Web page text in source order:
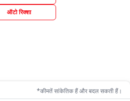
ऑटो रिक्शा
*कीमतें सांकेतिक हैं और बदल सकती हैं।